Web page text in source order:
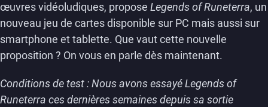
œuvres vidéoludiques, propose Legends of Runeterra, un
nouveau jeu de cartes disponible sur PC mais aussi sur
smartphone et tablette. Que vaut cette nouvelle
proposition ? On vous en parle dès maintenant.
Conditions de test : Nous avons essayé Legends of
Runeterra ces dernières semaines depuis sa sortie